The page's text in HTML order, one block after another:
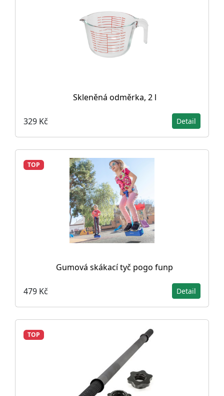
Skleněná odměrka, 2 l
329 Kč Detail
TOP
Gumová skákací tyč pogo funp
479 Kč Detail
TOP